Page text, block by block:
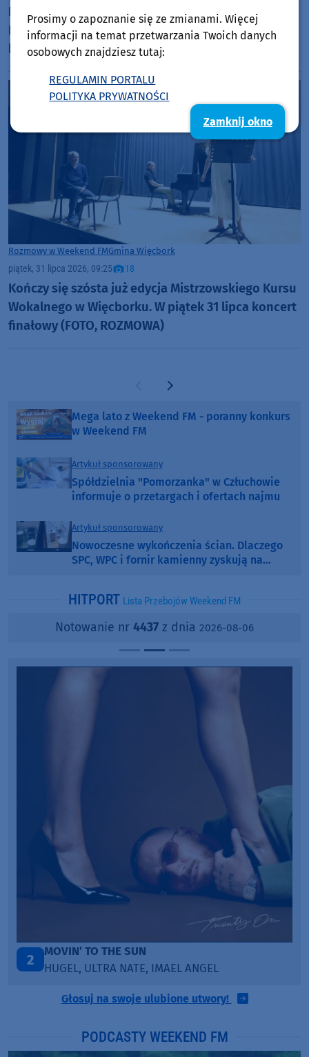
Ratownicy na plaży miejskiej w Sępólnie
Krajeńskim wyciągali z wody matkę z dzieckiem,
którzy postanowili zeskoczyć z deski SUP i
Rozmowy w Weekend FMGmina Więcbork
piątek, 31 lipca 2026, 09:25 18
Kończy się szósta już edycja Mistrzowskiego Kursu
Wokalnego w Więcborku. W piątek 31 lipca koncert
finałowy (FOTO, ROZMOWA)
Poprzednia strona
Następna strona
Mega lato z Weekend FM - poranny konkurs
w Weekend FM
Artykuł sponsorowany
Spółdzielnia "Pomorzanka" w Człuchowie
informuje o przetargach i ofertach najmu
Artykuł sponsorowany
Nowoczesne wykończenia ścian. Dlaczego
SPC, WPC i fornir kamienny zyskują na
HITPORT Lista Przebojów Weekend FM
Notowanie nr 4437 z dnia 2026-08-06
3
ITEPE ITEDE
SANAH
Głosuj na swoje ulubione utwory!
PODCASTY WEEKEND FM
Prosimy o zapoznanie się ze zmianami. Więcej
informacji na temat przetwarzania Twoich danych
osobowych znajdziesz tutaj:
REGULAMIN PORTALU
POLITYKA PRYWATNOŚCI
Zamknij okno